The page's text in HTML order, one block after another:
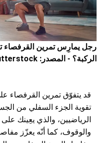
رجل يمارِس تمرين القرفصاء
الركبة؟ - المصدر: Shutterstock
قد يتفوّق تمرين القرفصاء
تقوية الجزء السفلي من
الرياضيين، والذي يعِينك
والوقوف، كما أنّه يعزّز